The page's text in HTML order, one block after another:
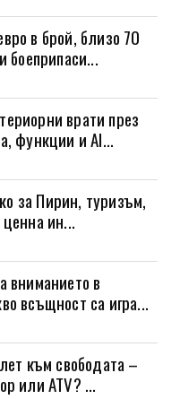
в брой, близо 70
боеприпаси...
врати през
функции и AI...
за Пирин, туризъм,
ин...
вниманието в
всъщност са игра...
към свободата –
или ATV? ...